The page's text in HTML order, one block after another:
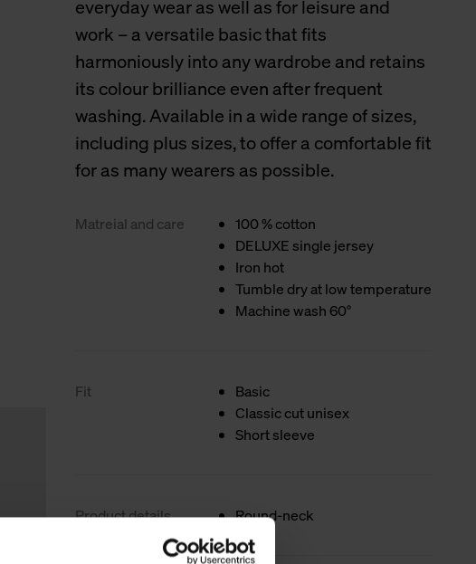
everyday wear as well as for leisure and
work – a versatile basic that fits
harmoniously into any wardrobe and retains
its colour brilliance even after frequent
washing. Available in a wide range of sizes,
including plus sizes, to offer a comfortable fit
for as many wearers as possible.
Matreial and care
100 % cotton
DELUXE single jersey
Iron hot
Tumble dry at low temperature
Machine wash 60°
Fit
Basic
Classic cut unisex
Short sleeve
Product details Round-neck